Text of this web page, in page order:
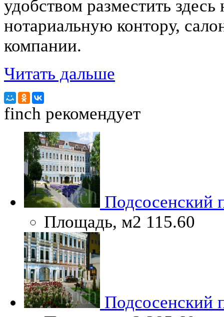
удобством разместить
нотариальную контору,
компании.
Читать дальше
finch рекомендует
Подсосенский
Площадь, м2 115.60
Подсосенский